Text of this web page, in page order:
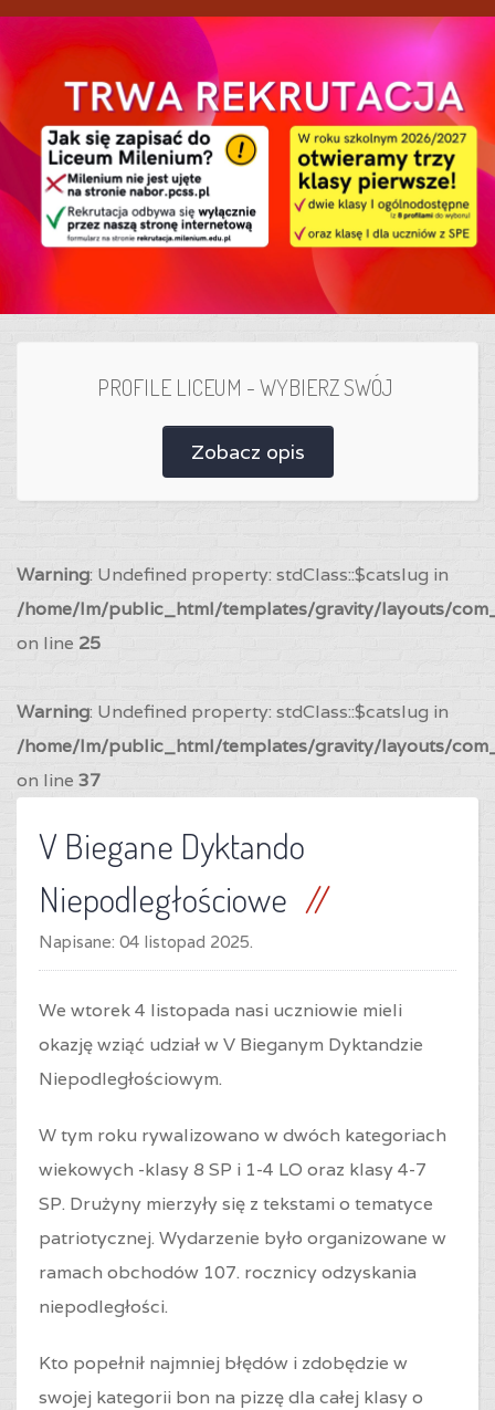
PROFILE LICEUM - WYBIERZ SWÓJ
Zobacz opis
Warning: Undefined property: stdClass::$catslug in
/home/lm/public_html/templates/gravity/layouts/
on line 25
Warning: Undefined property: stdClass::$catslug in
/home/lm/public_html/templates/gravity/layouts/
on line 37
V Biegane Dyktando
Niepodległościowe
Napisane: 04 listopad 2025.
We wtorek 4 listopada nasi uczniowie mieli
okazję wziąć udział w V Bieganym Dyktandzie
Niepodległościowym.
W tym roku rywalizowano w dwóch kategoriach
wiekowych -klasy 8 SP i 1-4 LO oraz klasy 4-7
SP. Drużyny mierzyły się z tekstami o tematyce
patriotycznej. Wydarzenie było organizowane w
ramach obchodów 107. rocznicy odzyskania
niepodległości.
Kto popełnił najmniej błędów i zdobędzie w
swojej kategorii bon na pizzę dla całej klasy o